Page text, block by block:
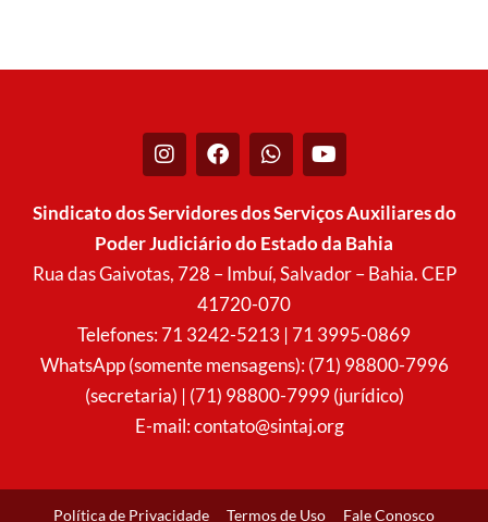
I
n
t
g
r
F
a
e
b
o
o
k
W
h
t
a
p
p
Y
o
t
u
b
e
Sindicato dos Servidores dos Serviços Auxiliares do
Poder Judiciário do Estado da Bahia
Rua das Gaivotas, 728 – Imbuí, Salvador – Bahia. CEP
41720-070
Telefones: 71 3242-5213 | 71 3995-0869
WhatsApp (somente mensagens): (71) 98800-7996
(secretaria) | (71) 98800-7999 (jurídico)
E-mail:contato@sintaj.org
Política de Privacidade Termos de Uso Fale Conosco